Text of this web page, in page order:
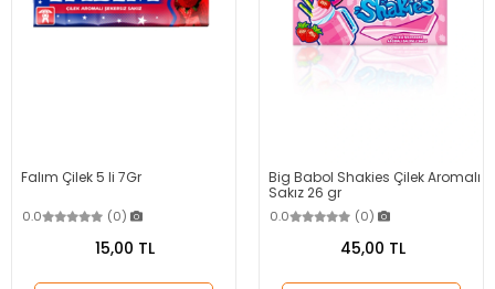
Falım Çilek 5 li 7Gr
0.0 (0)
15,00 TL
Big Babol Shakies Çilek Aromalı
Sakız 26 gr
0.0 (0)
45,00 TL